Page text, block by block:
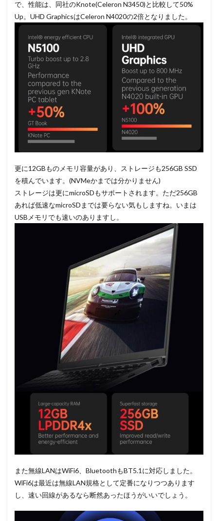
で、性能は、同社のKnote(Celeron N3450)と比較して50%
Up。UHD GraphicsはCeleron N4020の2倍となりました。
更に12GBものメモリ容量があり、ストレージも256GB SSD
を積んでいます。(NVMeかまでは分かりません)
ストレージは更にmicroSDもサポートされます。ただ256GB
あれば低速なmicroSDまでは要らない気もしますね。いまは
USBメモリでも速いのありますし。
また無線LANはWiFi6、BluetoothもBT5.1に対応しました。
WiFi6は最近は無線LAN規格として定番になりつつあります
し、速い回線があるなら断然あったほうがいいでしょう。